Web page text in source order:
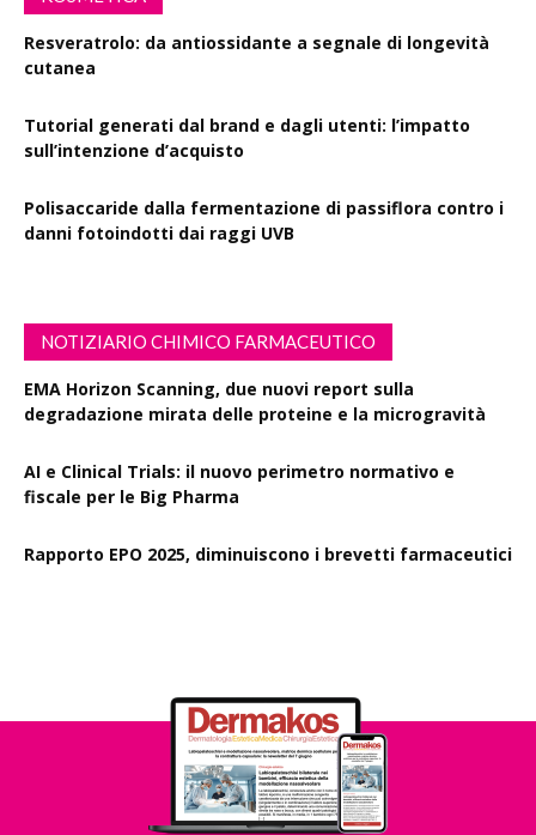
Resveratrolo: da antiossidante a segnale di longevità
cutanea
Tutorial generati dal brand e dagli utenti: l’impatto
sull’intenzione d’acquisto
Polisaccaride dalla fermentazione di passiflora contro i
danni fotoindotti dai raggi UVB
NOTIZIARIO CHIMICO FARMACEUTICO
EMA Horizon Scanning, due nuovi report sulla
degradazione mirata delle proteine e la microgravità
AI e Clinical Trials: il nuovo perimetro normativo e
fiscale per le Big Pharma
Rapporto EPO 2025, diminuiscono i brevetti farmaceutici